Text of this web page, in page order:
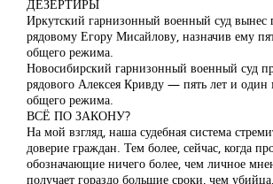
ДЕЗЕРТИРЫ
Иркутский гарнизонный военный суд вынес
рядовому Егору Мисайлову, назначив ему
общего режима.
Новосибирский гарнизонный военный суд
рядового Алексея Кривду — пять лет и один
общего режима.
ВСЁ ПО ЗАКОНУ?
На мой взгляд, наша судебная система
доверие граждан. Тем более, сейчас, когда
обозначающие ничего более, чем личное
получает гораздо большие сроки, чем